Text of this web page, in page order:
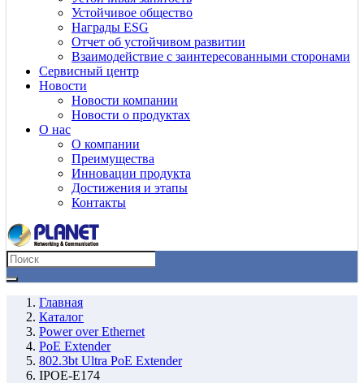
Устойчивое общество
Награды ESG
Отчет об устойчивом развитии
Взаимодействие с заинтересованными сторонами
Сервисный центр
Новости
Новости компании
Новости о продуктах
О нас
О компании
Преимущества
Инновации продукта
Достижения и этапы
Контакты
Главная
Каталог
Power over Ethernet
PoE Extender
802.3bt Ultra PoE Extender
IPOE-E174